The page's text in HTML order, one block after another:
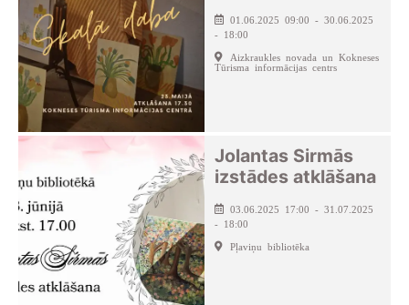
01.06.2025 09:00 - 30.06.2025
- 18:00
Aizkraukles novada un Kokneses
Tūrisma informācijas centrs
Jolantas Sirmās
izstādes atklāšana
03.06.2025 17:00 - 31.07.2025
- 18:00
Pļaviņu bibliotēka